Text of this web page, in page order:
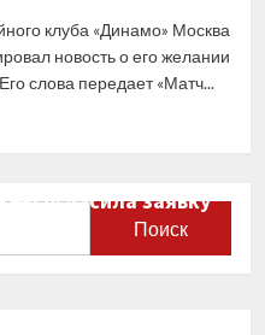
клуба «Динамо» Москва
новость о его желании
слова передает «Матч...
огласила заявку